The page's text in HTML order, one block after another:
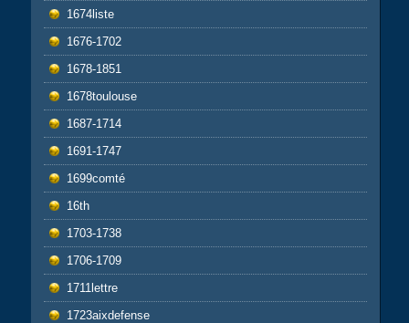
1674liste
1676-1702
1678-1851
1678toulouse
1687-1714
1691-1747
1699comté
16th
1703-1738
1706-1709
1711lettre
1723aixdefense